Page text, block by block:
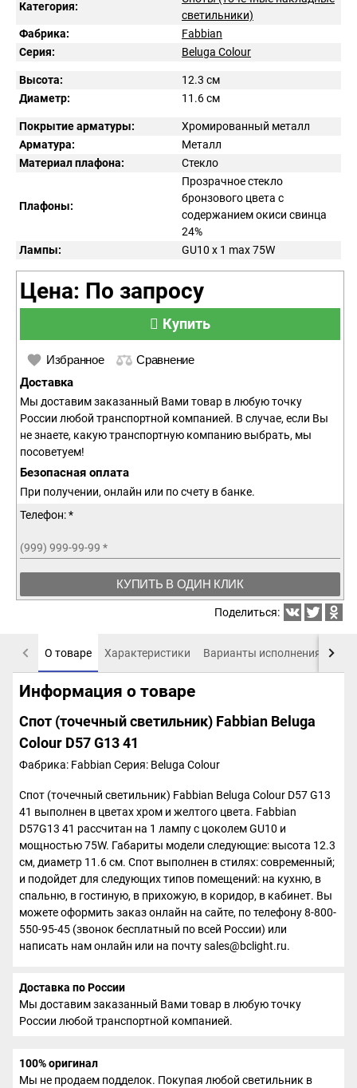
Категория:
светильники)
Фабрика:
Fabbian
Серия:
Beluga Colour
Высота:
12.3 см
Диаметр:
11.6 см
Покрытие арматуры:
Хромированный металл
Арматура:
Металл
Материал плафона:
Стекло
Плафоны:
Прозрачное стекло
бронзового цвета с
содержанием окиси свинца
24%
Лампы:
GU10 x 1 max 75W
Цена: По запросу
Купить
Избранное Сравнение
Доставка
Мы доставим заказанный Вами товар в любую точку
России любой транспортной компанией. В случае, если Вы
не знаете, какую транспортную компанию выбрать, мы
посоветуем!
Безопасная оплата
При получении, онлайн или по счету в банке.
Телефон: *
(999) 999-99-99 *
КУПИТЬ В ОДИН КЛИК
Поделиться:
О товаре Характеристики Варианты исполнения
Информация о товаре
Спот (точечный светильник) Fabbian Beluga
Colour D57 G13 41
Фабрика: Fabbian Серия: Beluga Colour
Спот (точечный светильник) Fabbian Beluga Colour D57 G13
41 выполнен в цветах хром и желтого цвета. Fabbian
D57G13 41 рассчитан на 1 лампу с цоколем GU10 и
мощностью 75W. Габариты модели следующие: высота 12.3
см, диаметр 11.6 см. Спот выполнен в стилях: современный;
и подойдет для следующих типов помещений: на кухню, в
спальню, в гостиную, в прихожую, в коридор, в кабинет. Вы
можете оформить заказ онлайн на сайте, по телефону 8-800-
550-95-45 (звонок бесплатный по всей России) или
написать нам онлайн или на почту sales@bclight.ru.
Доставка по России
Мы доставим заказанный Вами товар в любую точку
России любой транспортной компанией.
100% оригинал
Мы не продаем подделок. Покупая любой светильник в